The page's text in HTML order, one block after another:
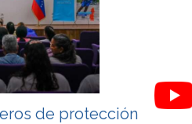
de protección